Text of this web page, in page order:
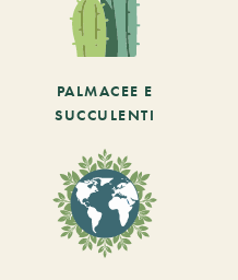
PALMACEE E
SUCCULENTI